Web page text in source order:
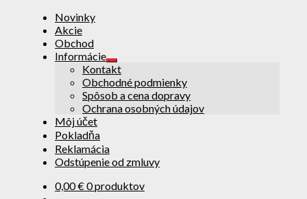
Novinky
Akcie
Obchod
Informácie
Rozbaliť
podradené
menu
Kontakt
Obchodné podmienky
Spôsob a cena dopravy
Ochrana osobných údajov
Môj účet
Pokladňa
Reklamácia
Odstúpenie od zmluvy
0,00€0 produktov